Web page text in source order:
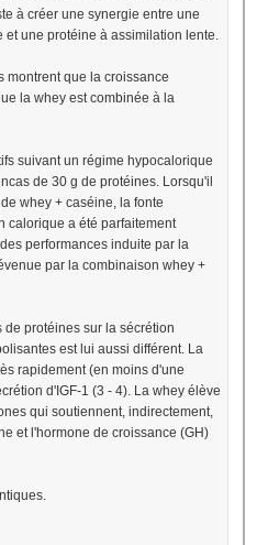
à créer une synergie entre une
une protéine à assimilation lente.
montrent que la croissance
la whey est combinée à la
suivant un régime hypocalorique
de 30 g de protéines. Lorsqu'il
whey + caséine, la fonte
calorique a été parfaitement
performances induite par la
par la combinaison whey +
de protéines sur la sécrétion
est lui aussi différent. La
rapidement (en moins d'une
d'IGF-1 (3 - 4). La whey élève
qui soutiennent, indirectement,
et l'hormone de croissance (GH)